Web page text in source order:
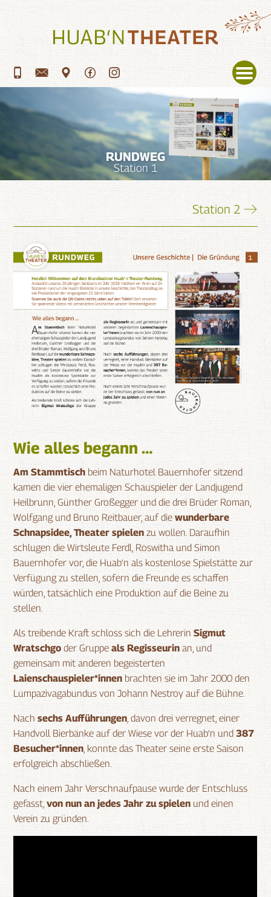
Menü
RUNDWEG
Station 1
Station 2
Wie alles begann …
Am Stammtisch beim Naturhotel Bauernhofer sitzend
kamen die vier ehemaligen Schauspieler der Landjugend
Heilbrunn, Günther Großegger und die drei Brüder Roman,
Wolfgang und Bruno Reitbauer, auf diewunderbare
Schnapsidee, Theater spielen zu wollen. Daraufhin
schlugen die Wirtsleute Ferdl, Roswitha und Simon
Bauernhofer vor, die Huab‘n als kostenlose Spielstätte zur
Verfügung zu stellen, sofern die Freunde es schaffen
würden, tatsächlich eine Produktion auf die Beine zu
stellen.
Als treibende Kraft schloss sich die LehrerinSigmut
Wratschgo der Gruppeals Regisseurin an, und
gemeinsam mit anderen begeisterten
Laienschauspieler*innen brachten sie im Jahr 2000 den
Lumpazivagabundus von Johann Nestroy auf die Bühne.
Nachsechs Aufführungen, davon drei verregnet, einer
Handvoll Bierbänke auf der Wiese vor der Huab‘n und387
Besucher*innen, konnte das Theater seine erste Saison
erfolgreich abschließen.
Nach einem Jahr Verschnaufpause wurde der Entschluss
gefasst,von nun an jedes Jahr zu spielen und einen
Verein zu gründen.